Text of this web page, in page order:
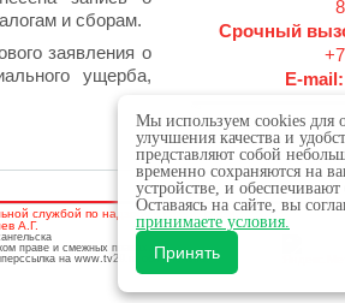
и сборам.
заявления о
ущерба,
Срочный
E-mail:
службой по надзору в сфере связи,
А.Г.
праве и смежных правах.
на www.tv29.ru обязательна.
Мы используем cookies для
улучшения качества и
представляют собой
временно сохраняются на
устройстве, и
Оставаясь на сайте, вы
принимаете условия.
Принять